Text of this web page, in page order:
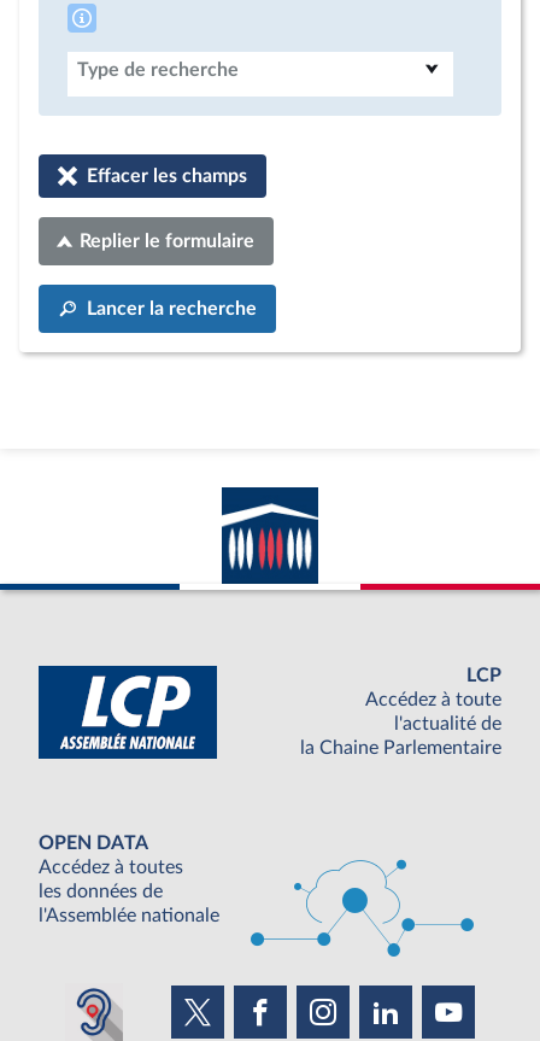
Type de recherche
Effacer les champs
Replier le formulaire
Lancer la recherche
LCP
Accédez à toute
l'actualité de
la Chaine Parlementaire
OPEN DATA
Accédez à toutes
les données de
l'Assemblée nationale